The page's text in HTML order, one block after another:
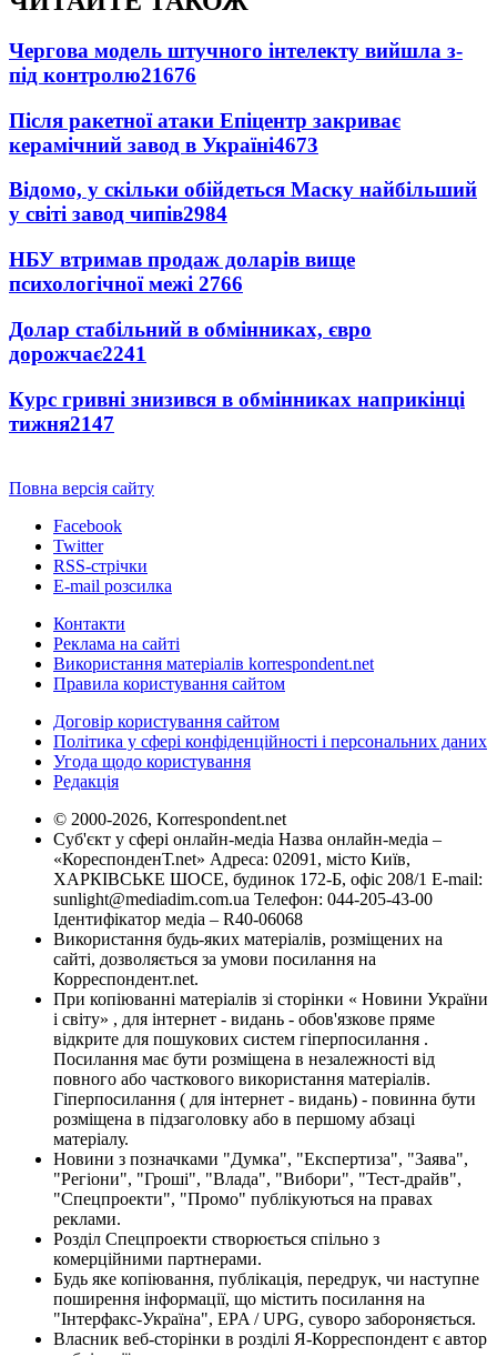
Чергова модель штучного інтелекту вийшла з-
під контролю21676
Після ракетної атаки Епіцентр закриває
керамічний завод в Україні4673
Відомо, у скільки обійдеться Маску найбільший
у світі завод чипів2984
НБУ втримав продаж доларів вище
психологічної межі 2766
Долар стабільний в обмінниках, євро
дорожчає2241
Курс гривні знизився в обмінниках наприкінці
тижня2147
Повна версія сайту
Facebook
Twitter
RSS-стрічки
E-mail розсилка
Контакти
Реклама на сайті
Використання матеріалів korrespondent.net
Правила користування сайтом
Договір користування сайтом
Політика у сфері конфіденційності і персональних даних
Угода щодо користування
Редакція
© 2000-2026, Korrespondent.net
Суб'єкт у сфері онлайн-медіа Назва онлайн-медіа –
«КореспонденТ.net» Адреса: 02091, місто Київ,
ХАРКІВСЬКЕ ШОСЕ, будинок 172-Б, офіс 208/1 E-mail:
sunlight@mediadim.com.ua Телефон: 044-205-43-00
Ідентифікатор медіа – R40-06068
Використання будь-яких матеріалів, розміщених на
сайті, дозволяється за умови посилання на
Корреспондент.net.
При копіюванні матеріалів зі сторінки « Новини України
і світу» , для інтернет - видань - обов'язкове пряме
відкрите для пошукових систем гіперпосилання .
Посилання має бути розміщена в незалежності від
повного або часткового використання матеріалів.
Гіперпосилання ( для інтернет - видань) - повинна бути
розміщена в підзаголовку або в першому абзаці
матеріалу.
Новини з позначками "Думка", "Експертиза", "Заява",
"Регіони", "Гроші", "Влада", "Вибори", "Тест-драйв",
"Спецпроекти", "Промо" публікуються на правах
реклами.
Розділ Спецпроекти створюється спільно з
комерційними партнерами.
Будь яке копіювання, публікація, передрук, чи наступне
поширення інформації, що містить посилання на
"Інтерфакс-Україна", EPA / UPG, суворо забороняється.
Власник веб-сторінки в розділі Я-Корреспондент є автор